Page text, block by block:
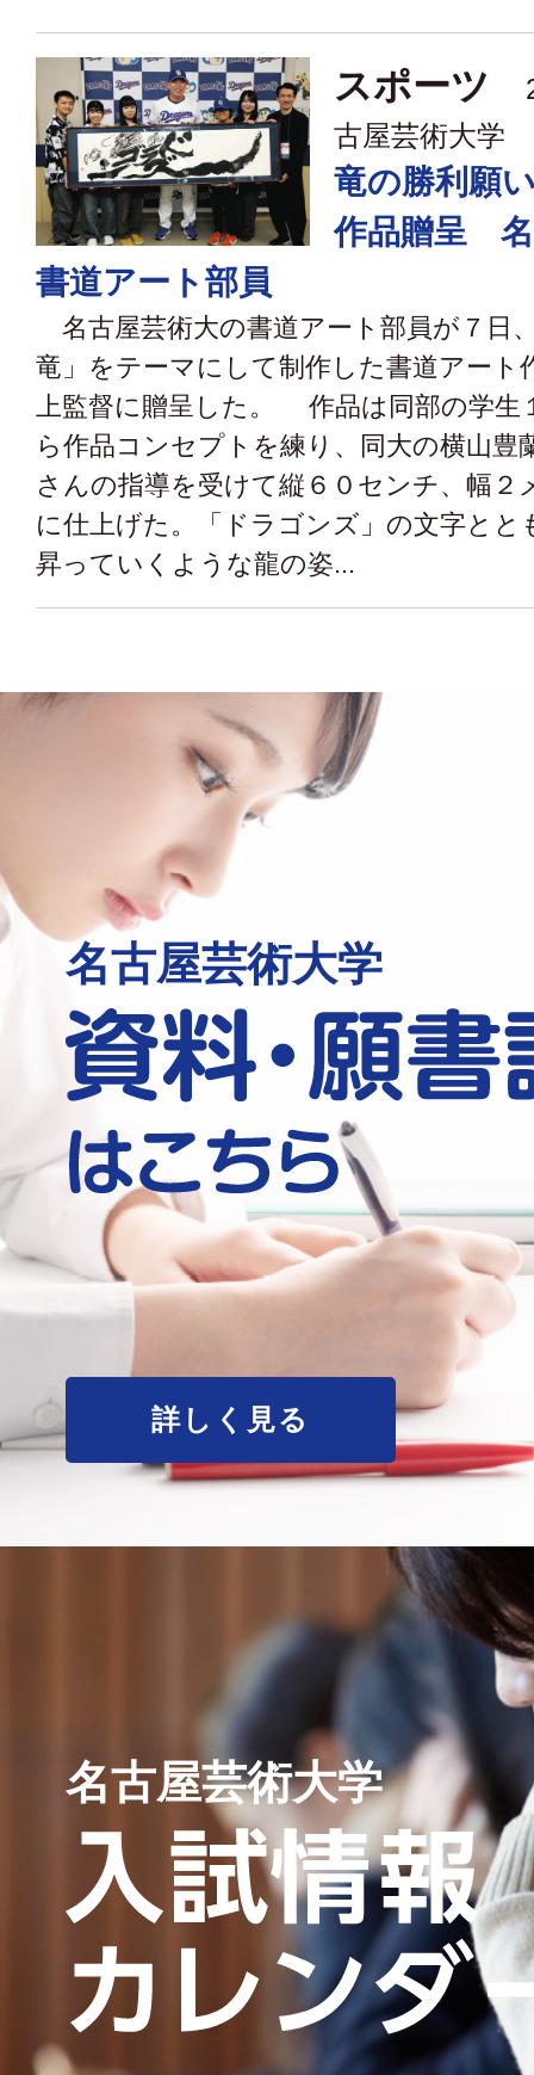
スポーツ
古屋芸術大学
竜の勝利願
作品贈呈 名
書道アート部員
名古屋芸術大の書道アート部員が７日
竜」をテーマにして制作した書道アート
上監督に贈呈した。 作品は同部の学生
ら作品コンセプトを練り、同大の横山豊
さんの指導を受けて縦６０センチ、幅２
に仕上げた。「ドラゴンズ」の文字とと
昇っていくような龍の姿...
名古屋芸術大学
詳しく見る
名古屋芸術大学